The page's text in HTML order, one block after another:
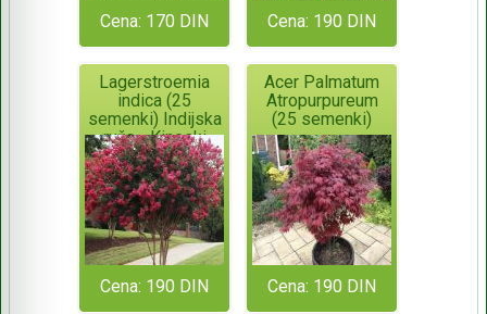
Cena: 170 DIN Cena: 190 DIN
Lagerstroemia
indica (25
semenki) Indijska
ruža - Kineski
jorgovan
Cena: 190 DIN
Acer Palmatum
Atropurpureum
(25 semenki)
Cena: 190 DIN